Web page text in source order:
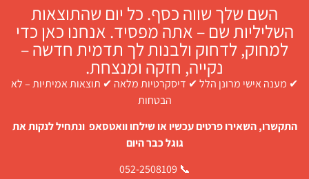
השם שלך שווה כסף. כל יום שהתוצאות
השליליות שם – אתה מפסיד. אנחנו כאן כדי
למחוק, לדחוק ולבנות לך תדמית חדשה –
נקייה, חזקה ומנצחת.
✔ מענה אישי מרונן הלל ✔ דיסקרטיות מלאה ✔ תוצאות אמיתיות – לא
הבטחות
התקשרו, השאירו פרטים עכשיו או שילחו וואטסאפ ונתחיל לנקות את
גוגל כבר היום
📞 052-2508109